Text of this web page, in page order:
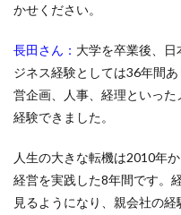
かせください。
長田さん： 大学を卒業後、
ジネス経験としては36年間
営企画、人事、経理といっ
経験できました。
人生の大きな転機は2010年
経営を実践した8年間です。
見るようになり、親会社の